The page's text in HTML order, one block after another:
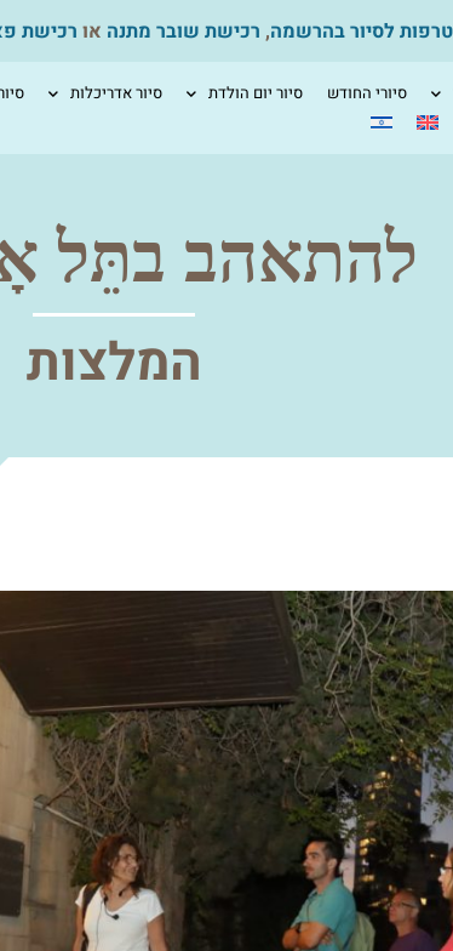
לסיור בהרשמה, רכישת שובר מתנה או רכישת
סיורי החודש סיור יום הולדת סיור אדריכלות
להתאהב בתֵּל
המלצות